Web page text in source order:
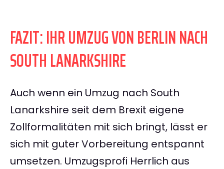
FAZIT: IHR UMZUG VON BERLIN NACH
SOUTH LANARKSHIRE
Auch wenn ein Umzug nach South
Lanarkshire seit dem Brexit eigene
Zollformalitäten mit sich bringt, lässt er
sich mit guter Vorbereitung entspannt
umsetzen. Umzugsprofi Herrlich aus